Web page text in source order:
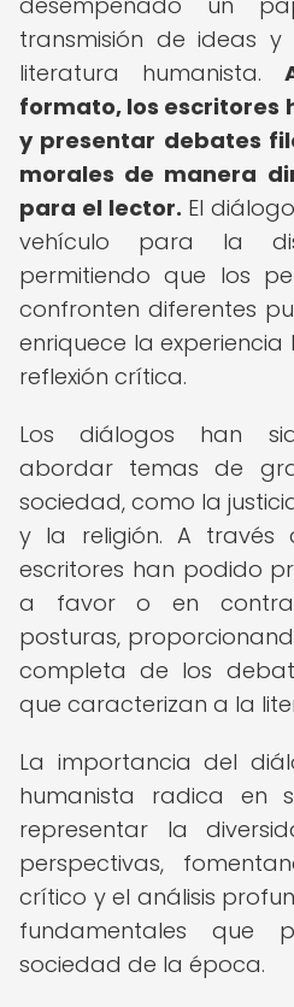
transmisión de ideas y
literatura humanista.
formato, los escritores
y presentar debates
morales de manera
para el lector. El
vehículo para la
permitiendo que los
confronten diferentes
enriquece la
reflexión crítica.
Los diálogos han
abordar temas de
sociedad, como la
y la religión. A través
escritores han podido
a favor o en contra
posturas,
completa de los
que caracterizan a la
La importancia del
humanista radica en
representar la
perspectivas,
crítico y el análisis
fundamentales que
sociedad de la época.